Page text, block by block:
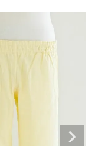
search